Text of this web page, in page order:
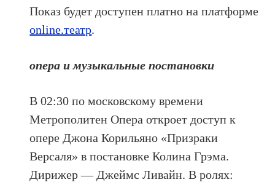
Показ будет доступен платно на платформе
online.театр.
опера и музыкальные постановки
В 02:30 по московскому времени
Метрополитен Опера откроет доступ к
опере Джона Корильяно «Призраки
Версаля» в постановке Колина Грэма.
Дирижер — Джеймс Ливайн. В ролях: